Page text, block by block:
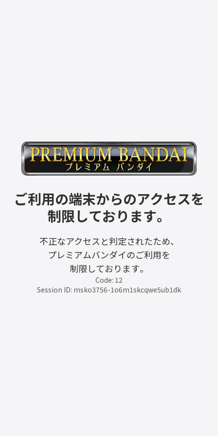
ご利用の端末からのアクセスを
制限しております。
不正なアクセスと判定されたため、
プレミアムバンダイのご利用を
制限しております。
Code: 12
Session ID: msko3756-1o6m1skcqwe5ub1dk